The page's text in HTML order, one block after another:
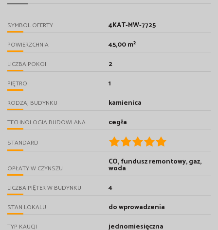
SYMBOL OFERTY 4KAT-MW-7725
POWIERZCHNIA 45,00 m²
LICZBA POKOI 2
PIĘTRO 1
RODZAJ BUDYNKU kamienica
TECHNOLOGIA BUDOWLANA cegła
STANDARD
OPŁATY W CZYNSZU
CO, fundusz remontowy, gaz,
woda
LICZBA PIĘTER W BUDYNKU 4
STAN LOKALU do wprowadzenia
TYP KAUCJI jednomiesięczna